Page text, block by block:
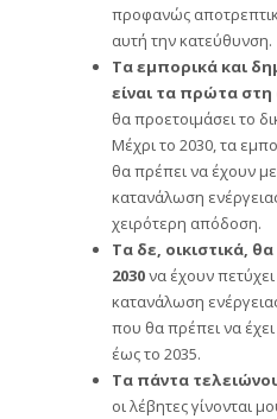
προφανώς
αυτή την κατεύθυνση.
Τα εμπορικά και
είναι τα πρώτα στη
θα προετοιμάσει το
Μέχρι το 2030, τα
θα πρέπει να έχουν
κατανάλωση
χειρότερη απόδοση.
Τα δε, οικιστικά,
2030να έχουν
κατανάλωση
που θα πρέπει να
έως το 2035.
Τα πάντα
οι λέβητες γίνονται